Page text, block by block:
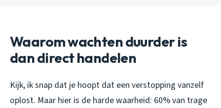
Waarom wachten duurder is
dan direct handelen
Kijk, ik snap dat je hoopt dat een verstopping vanzelf
oplost. Maar hier is de harde waarheid: 60% van trage